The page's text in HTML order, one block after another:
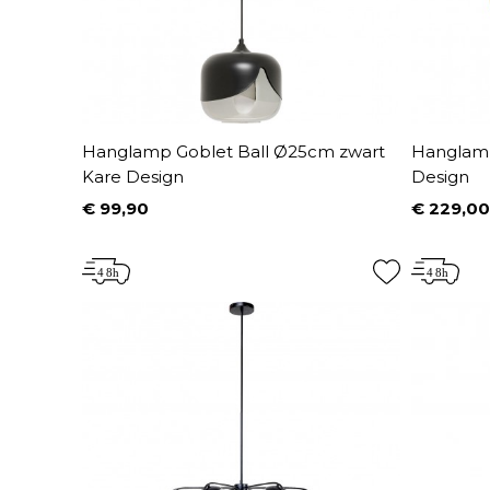
Hanglamp Goblet Ball Ø25cm zwart
Kare Design
Prijs
€ 99,90
Design
Prijs
€ 229,00